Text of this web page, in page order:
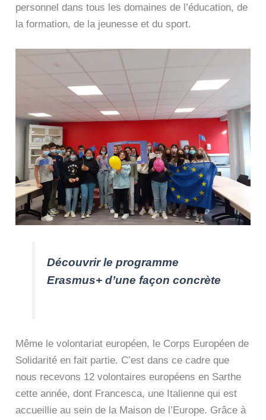
personnel dans tous les domaines de l’éducation, de
la formation, de la jeunesse et du sport.
Découvrir le programme
Erasmus+ d’une façon concrète
Même le volontariat européen, le Corps Européen de
Solidarité en fait partie. C’est dans ce cadre que
nous recevons 12 volontaires européens en Sarthe
cette année, dont Francesca, une Italienne qui est
accueillie au sein de la Maison de l’Europe. Grâce à